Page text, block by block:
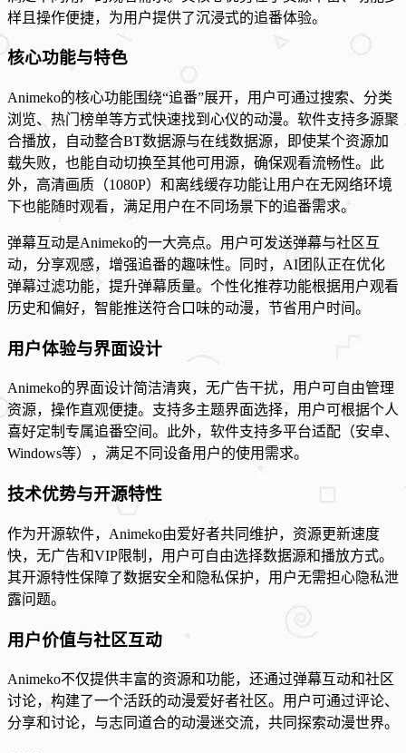
样且操作便捷，为用户提供了沉浸式的追番体验。
核心功能与特色
Animeko的核心功能围绕“追番”展开，用户可通过搜索、分类
浏览、热门榜单等方式快速找到心仪的动漫。软件支持多源聚
合播放，自动整合BT数据源与在线数据源，即使某个资源加
载失败，也能自动切换至其他可用源，确保观看流畅性。此
外，高清画质（1080P）和离线缓存功能让用户在无网络环境
下也能随时观看，满足用户在不同场景下的追番需求。
弹幕互动是Animeko的一大亮点。用户可发送弹幕与社区互
动，分享观感，增强追番的趣味性。同时，AI团队正在优化
弹幕过滤功能，提升弹幕质量。个性化推荐功能根据用户观看
历史和偏好，智能推送符合口味的动漫，节省用户时间。
用户体验与界面设计
Animeko的界面设计简洁清爽，无广告干扰，用户可自由管理
资源，操作直观便捷。支持多主题界面选择，用户可根据个人
喜好定制专属追番空间。此外，软件支持多平台适配（安卓、
Windows等），满足不同设备用户的使用需求。
技术优势与开源特性
作为开源软件，Animeko由爱好者共同维护，资源更新速度
快，无广告和VIP限制，用户可自由选择数据源和播放方式。
其开源特性保障了数据安全和隐私保护，用户无需担心隐私泄
露问题。
用户价值与社区互动
Animeko不仅提供丰富的资源和功能，还通过弹幕互动和社区
讨论，构建了一个活跃的动漫爱好者社区。用户可通过评论、
分享和讨论，与志同道合的动漫迷交流，共同探索动漫世界。